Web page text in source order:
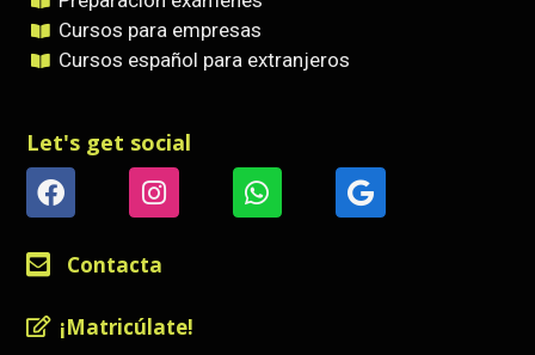
Cursos para empresas
Cursos español para extranjeros
Let's get social
Contacta
¡Matricúlate!